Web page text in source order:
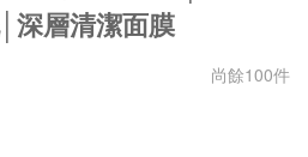
深層清潔面膜
尚餘100件